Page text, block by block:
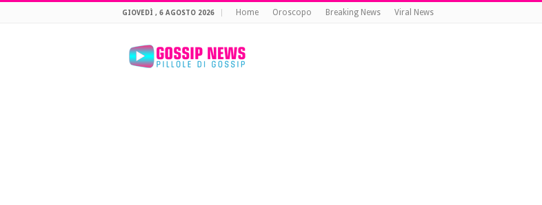
GIOVEDÌ , 6 AGOSTO 2026 Home Oroscopo Breaking News Viral News